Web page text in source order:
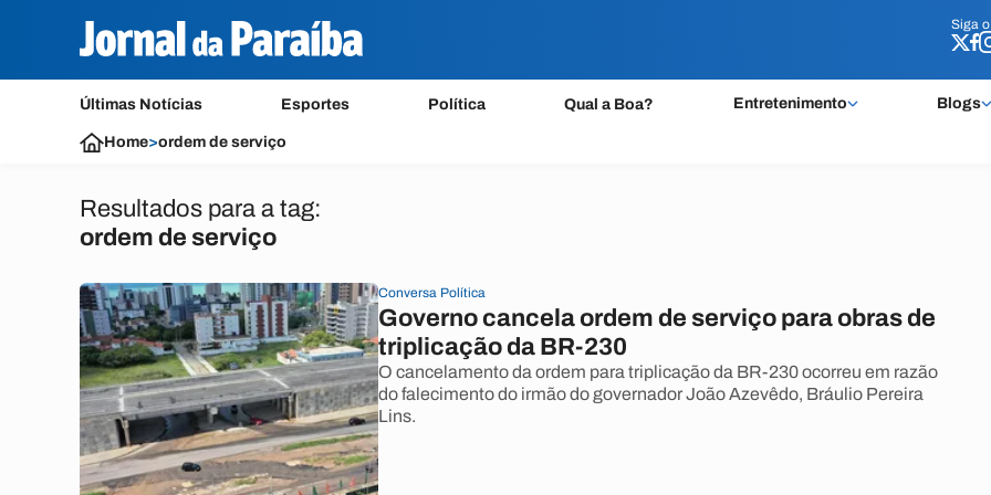
Siga o
Últimas Notícias Esportes Política Qual a Boa? Entretenimento Blogs
Siga o
Home>ordem de serviço
Resultados para a tag:
ordem de serviço
Conversa Política
Governo cancela ordem de serviço para obras de
triplicação da BR-230
O cancelamento da ordem para triplicação da BR-230 ocorreu em razão
do falecimento do irmão do governador João Azevêdo, Bráulio Pereira
Lins.